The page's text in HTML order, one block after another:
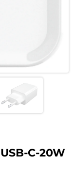
C-20W